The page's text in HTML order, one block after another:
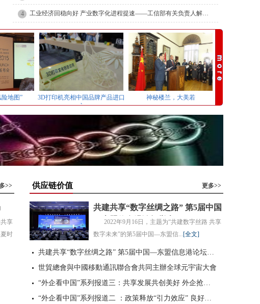
4 工业经济回稳向好 产业数字化进程提速——工信部有关负责人解读2022年工业和信息化发展情况
地图”
3D打印机亮相中国品牌产品进口
交
神秘楼兰，大美若
>>
享
时
供应链价值 更多>>
共建共享“数字丝绸之路” 第5届中国
—东盟信息港论坛举办
2022年9月16日，主题为“共建数字丝路 共享
数字未来”的第5届中国—东盟信...[全文]
共建共享“数字丝绸之路” 第5届中国—东盟信息港论坛举办
世貿總會與中國移動通訊聯合會共同主辦全球元宇宙大會
“外企看中国”系列报道三：共享发展共创美好 外企抢抓中国发展新机遇
“外企看中国”系列报道二 ：政策释放“引力效应” 良好营商环境提升外企获得感